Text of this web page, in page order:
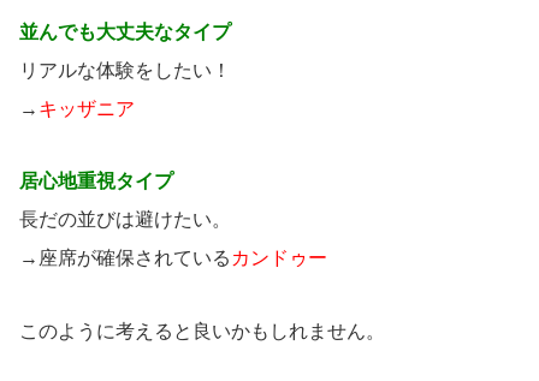
並んでも大丈夫なタイプ
リアルな体験をしたい！
→ キッザニア
居心地重視タイプ
長だの並びは避けたい。
→座席が確保されている カンドゥー
このように考えると良いかもしれません。